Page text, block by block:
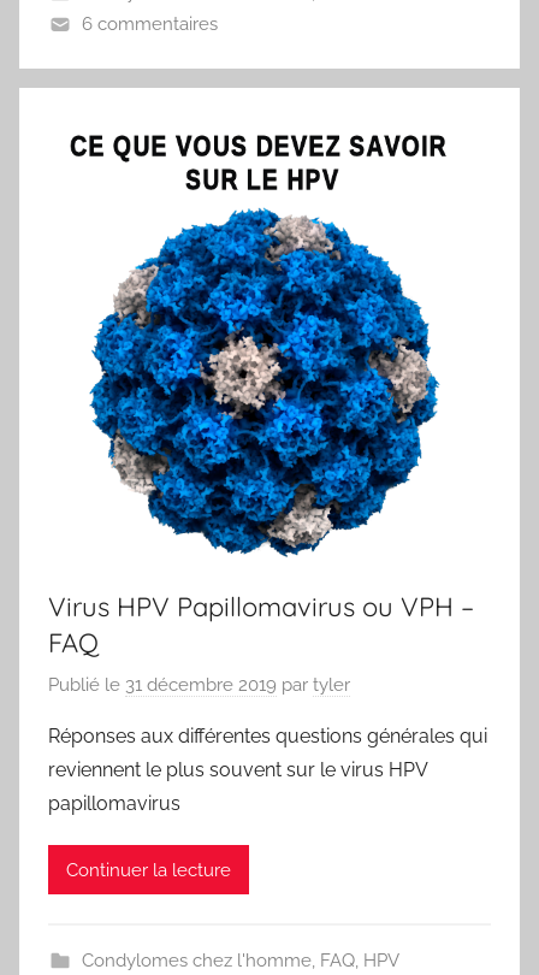
6 commentaires
Virus HPV Papillomavirus ou VPH –
FAQ
Publié le 31 décembre 2019 par tyler
Réponses aux différentes questions générales qui
reviennent le plus souvent sur le virus HPV
papillomavirus
Continuer la lecture
Condylomes chez l'homme, FAQ, HPV